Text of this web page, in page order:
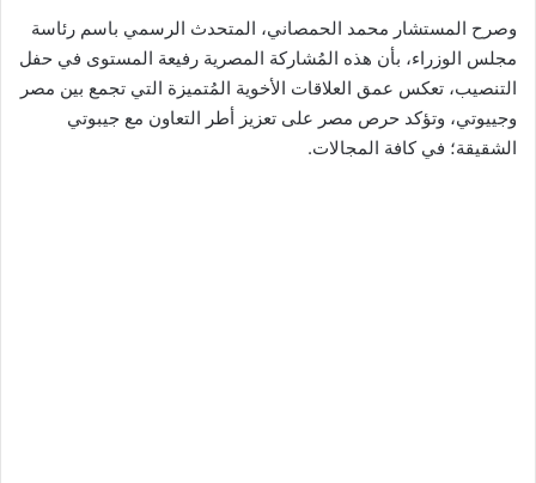
وصرح المستشار محمد الحمصاني، المتحدث الرسمي باسم رئاسة
مجلس الوزراء، بأن هذه المُشاركة المصرية رفيعة المستوى في حفل
التنصيب، تعكس عمق العلاقات الأخوية المُتميزة التي تجمع بين مصر
وجييوتي، وتؤكد حرص مصر على تعزيز أطر التعاون مع جيبوتي
الشقيقة؛ في كافة المجالات.